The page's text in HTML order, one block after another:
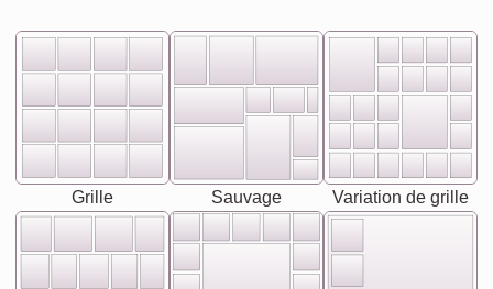
Grille Sauvage Variation de grille